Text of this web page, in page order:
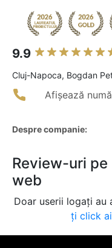
9.9
Cluj-Napoca, Bogdan
Afișează
Despre companie:
Review-uri
web
Doar userii logați au
ți click